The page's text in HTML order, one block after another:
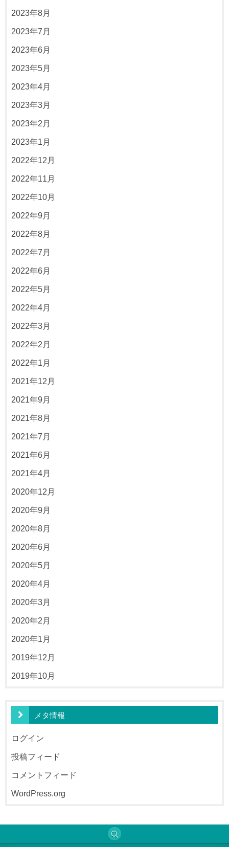
2023年8月
2023年7月
2023年6月
2023年5月
2023年4月
2023年3月
2023年2月
2023年1月
2022年12月
2022年11月
2022年10月
2022年9月
2022年8月
2022年7月
2022年6月
2022年5月
2022年4月
2022年3月
2022年2月
2022年1月
2021年12月
2021年9月
2021年8月
2021年7月
2021年6月
2021年4月
2020年12月
2020年9月
2020年8月
2020年6月
2020年5月
2020年4月
2020年3月
2020年2月
2020年1月
2019年12月
2019年10月
メタ情報
ログイン
投稿フィード
コメントフィード
WordPress.org